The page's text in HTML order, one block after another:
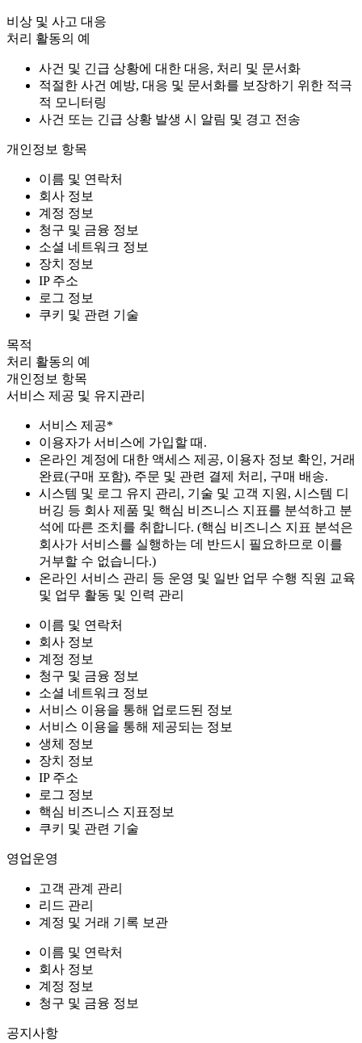
비상 및 사고 대응
처리 활동의 예
사건 및 긴급 상황에 대한 대응, 처리 및 문서화
적절한 사건 예방, 대응 및 문서화를 보장하기 위한 적극
적 모니터링
사건 또는 긴급 상황 발생 시 알림 및 경고 전송
개인정보 항목
이름 및 연락처
회사 정보
계정 정보
청구 및 금융 정보
소셜 네트워크 정보
장치 정보
IP 주소
로그 정보
쿠키 및 관련 기술
목적
처리 활동의 예
개인정보 항목
서비스 제공 및 유지관리
서비스 제공*
이용자가 서비스에 가입할 때.
온라인 계정에 대한 액세스 제공, 이용자 정보 확인, 거래
완료(구매 포함), 주문 및 관련 결제 처리, 구매 배송.
시스템 및 로그 유지 관리, 기술 및 고객 지원, 시스템 디
버깅 등 회사 제품 및 핵심 비즈니스 지표를 분석하고 분
석에 따른 조치를 취합니다. (핵심 비즈니스 지표 분석은
회사가 서비스를 실행하는 데 반드시 필요하므로 이를
거부할 수 없습니다.)
온라인 서비스 관리 등 운영 및 일반 업무 수행 직원 교육
및 업무 활동 및 인력 관리
이름 및 연락처
회사 정보
계정 정보
청구 및 금융 정보
소셜 네트워크 정보
서비스 이용을 통해 업로드된 정보
서비스 이용을 통해 제공되는 정보
생체 정보
장치 정보
IP 주소
로그 정보
핵심 비즈니스 지표정보
쿠키 및 관련 기술
영업운영
고객 관계 관리
리드 관리
계정 및 거래 기록 보관
이름 및 연락처
회사 정보
계정 정보
청구 및 금융 정보
공지사항